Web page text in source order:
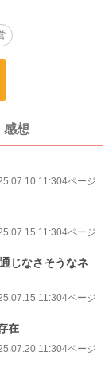
感想
11:304ページ
11:304ページ
じなさそうなネ
11:304ページ
在
11:304ページ